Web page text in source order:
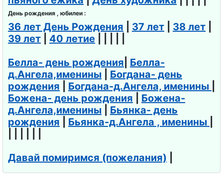
День рождения , юбилеи :
36 лет День Рождения 37 лет 38 лет
39 лет
40 летие
Белла- день рождения Белла-
д.Ангела,именины
Богдана- день
рождения
Богдана-д.Ангела, именины
Божена- день рождения
Божена-
д.Ангела,именины
Бьянка- день
рождения
Бьянка-д.Ангела , именины
Давай помиримся (пожелания)